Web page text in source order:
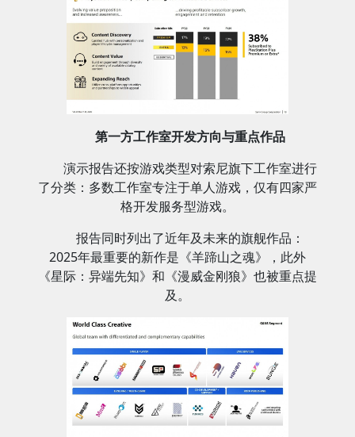
第一方工作室开发方向与重点作品
演示报告还按游戏类型对索尼旗下工作室进行
了分类：多数工作室专注于单人游戏，仅有四家严
格开发服务型游戏。
报告同时列出了近年及未来的旗舰作品：
2025年最重要的新作是《羊蹄山之魂》，此外
《星际：异端先知》和《漫威金刚狼》也被重点提
及。